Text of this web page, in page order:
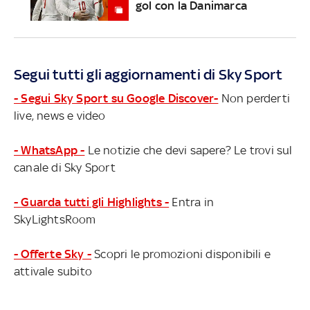
gol con la Danimarca
Segui tutti gli aggiornamenti di Sky Sport
- Segui Sky Sport su Google Discover- Non perderti
live, news e video
- WhatsApp - Le notizie che devi sapere? Le trovi sul
canale di Sky Sport
- Guarda tutti gli Highlights - Entra in
SkyLightsRoom
- Offerte Sky - Scopri le promozioni disponibili e
attivale subito